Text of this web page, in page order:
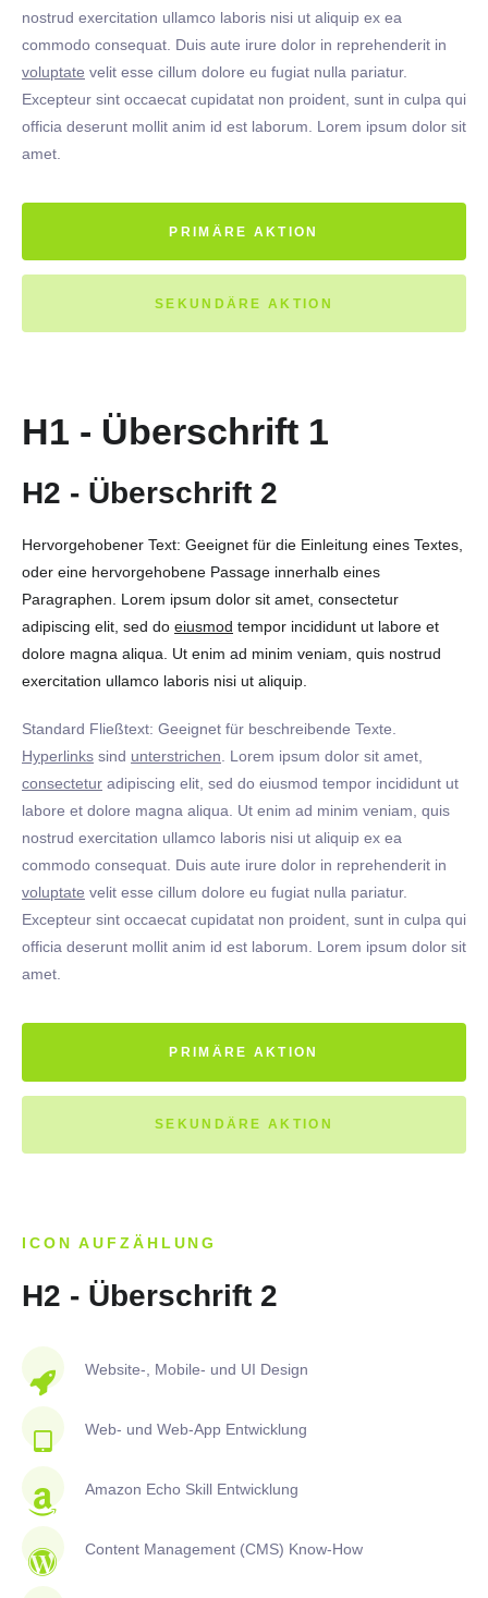
nostrud exercitation ullamco laboris nisi ut aliquip ex ea
commodo consequat. Duis aute irure dolor in reprehenderit in
voluptate velit esse cillum dolore eu fugiat nulla pariatur.
Excepteur sint occaecat cupidatat non proident, sunt in culpa qui
officia deserunt mollit anim id est laborum. Lorem ipsum dolor sit
amet.
PRIMÄRE AKTION
SEKUNDÄRE AKTION
H1 - Überschrift 1
H2 - Überschrift 2
Hervorgehobener Text: Geeignet für die Einleitung eines Textes,
oder eine hervorgehobene Passage innerhalb eines
Paragraphen. Lorem ipsum dolor sit amet, consectetur
adipiscing elit, sed do eiusmod tempor incididunt ut labore et
dolore magna aliqua. Ut enim ad minim veniam, quis nostrud
exercitation ullamco laboris nisi ut aliquip.
Standard Fließtext: Geeignet für beschreibende Texte.
Hyperlinks sind unterstrichen. Lorem ipsum dolor sit amet,
consectetur adipiscing elit, sed do eiusmod tempor incididunt ut
labore et dolore magna aliqua. Ut enim ad minim veniam, quis
nostrud exercitation ullamco laboris nisi ut aliquip ex ea
commodo consequat. Duis aute irure dolor in reprehenderit in
voluptate velit esse cillum dolore eu fugiat nulla pariatur.
Excepteur sint occaecat cupidatat non proident, sunt in culpa qui
officia deserunt mollit anim id est laborum. Lorem ipsum dolor sit
amet.
PRIMÄRE AKTION
SEKUNDÄRE AKTION
ICON AUFZÄHLUNG
H2 - Überschrift 2
Website-, Mobile- und UI Design
Web- und Web-App Entwicklung
Amazon Echo Skill Entwicklung
Content Management (CMS) Know-How